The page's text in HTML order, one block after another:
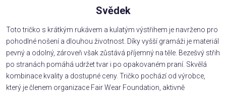
Svědek
Toto tričko s krátkým rukávem a kulatým výstřihem je navrženo pro
pohodlné nošení a dlouhou životnost. Díky vyšší gramáži je materiál
pevný a odolný, zároveň však zůstává příjemný na těle. Bezešvý střih
po stranách pomáhá udržet tvar i po opakovaném praní. Skvělá
kombinace kvality a dostupné ceny. Tričko pochází od výrobce,
který je členem organizace Fair Wear Foundation, aktivně